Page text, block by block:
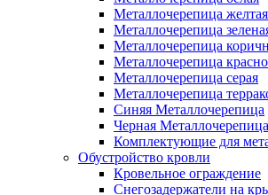
Металлочерепица желтая
Металлочерепица
Металлочерепица
Металлочерепица
Металлочерепица серая
Металлочерепица
Синяя Металлочерепица
Черная Металлочерепица
Комплектующие для
Обустройство кровли
Кровельное ограждение
Снегозадержатели на